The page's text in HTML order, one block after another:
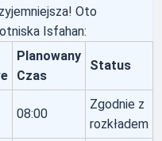
Oto
Isfahan:
Planowany
Czas
Status
08:00
Zgodnie z
rozkładem